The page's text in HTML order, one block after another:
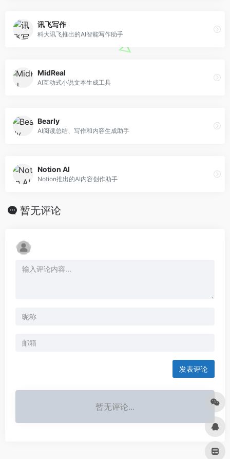
讯飞写作
科大讯飞推出的AI智能写作助手
MidReal
AI互动式小说文本生成工具
Bearly
AI阅读总结、写作和内容生成助手
Notion AI
Notion推出的AI内容创作助手
暂无评论
发表评论
暂无评论...